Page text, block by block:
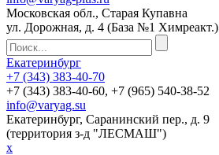
Московская обл., Старая Купавна
ул. Дорожная, д. 4 (База №1 Химреакт.)
Екатеринбург
+7 (343) 383-40-70
+7 (343) 383-40-60, +7 (965) 540-38-52
info@varyag.su
Екатеринбург, Саранинский пер., д. 9
(территория з-д "ЛЕСМАШ")
x